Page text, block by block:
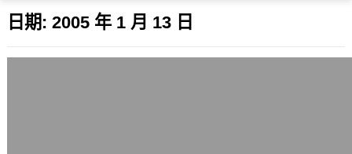
日期: 2005 年 1 月 13 日